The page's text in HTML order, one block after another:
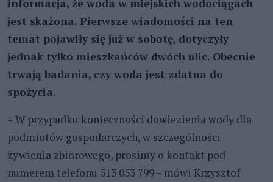
informacja, że woda w miejskich wodociągach
jest skażona. Pierwsze wiadomości na ten
temat pojawiły się już w sobotę, dotyczyły
jednak tylko mieszkańców dwóch ulic. Obecnie
trwają badania, czy woda jest zdatna do
spożycia.
– W przypadku konieczności dowiezienia wody dla
podmiotów gospodarczych, w szczególności
żywienia zbiorowego, prosimy o kontakt pod
numerem telefonu 513 053 799 – mówi Krzysztof